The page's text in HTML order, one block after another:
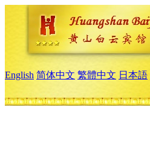
English 简体中文 繁體中文 日本語